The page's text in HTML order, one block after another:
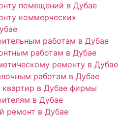
помещений в Дубае
коммерческих
работам в Дубае
работам в Дубае
ремонту в Дубае
работам в Дубае
в Дубае фирмы
в Дубае
ремонт в Дубае